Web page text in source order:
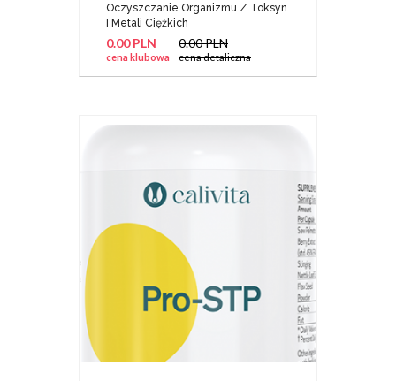
Oczyszczanie Organizmu Z Toksyn
I Metali Ciężkich
0.00 PLN
cena klubowa
0.00 PLN
cena detaliczna